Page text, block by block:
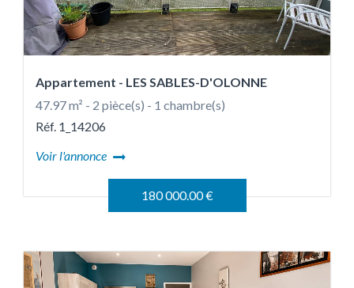
Appartement - LES SABLES-D'OLONNE
47.97 m² - 2 pièce(s) - 1 chambre(s)
Réf. 1_14206
Voir l'annonce
180 000.00 €